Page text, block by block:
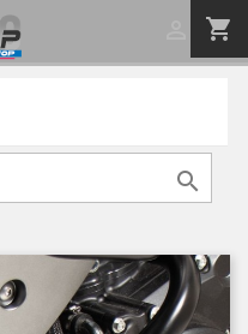
shopping_cart
